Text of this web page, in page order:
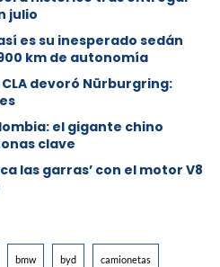
julio
es su inesperado sedán
km de autonomía
devoró Nürburgring:
el gigante chino
clave
las garras’ con el motor V8
bmw byd camionetas